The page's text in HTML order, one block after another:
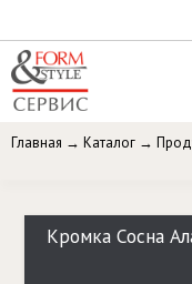
Главная → Каталог →
Кромка Сосна